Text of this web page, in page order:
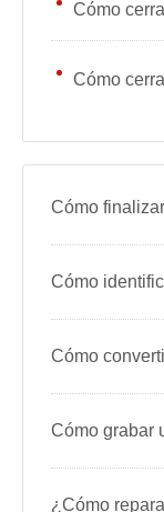
Cómo
Cómo
Cómo
Cómo
Cómo
Cómo grabar
¿Cómo